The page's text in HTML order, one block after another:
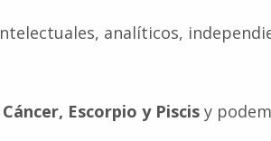
analíticos,
Cáncer, Escorpio y Piscis y